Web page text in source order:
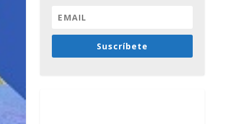
Suscríbete